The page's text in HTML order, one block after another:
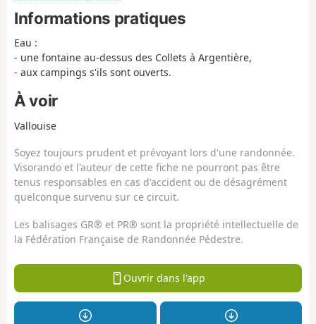
Informations pratiques
Eau :
- une fontaine au-dessus des Collets à Argentière,
- aux campings s'ils sont ouverts.
À voir
Vallouise
Soyez toujours prudent et prévoyant lors d'une randonnée.
Visorando et l'auteur de cette fiche ne pourront pas être
tenus responsables en cas d'accident ou de désagrément
quelconque survenu sur ce circuit.
Les balisages GR® et PR® sont la propriété intellectuelle de
la Fédération Française de Randonnée Pédestre.
Ouvrir dans l'app